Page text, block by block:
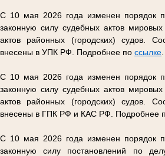
С 10 мая 2026 года изменен порядок
законную силу судебных актов
актов районных (городских) судов.
внесены в УПК РФ. Подробнее по ссылке
С 10 мая 2026 года изменен порядок
законную силу судебных актов
актов районных (городских) судов.
внесены в ГПК РФ и КАС РФ. Подробнее
С 10 мая 2026 года изменен порядок
законную силу постановлений по